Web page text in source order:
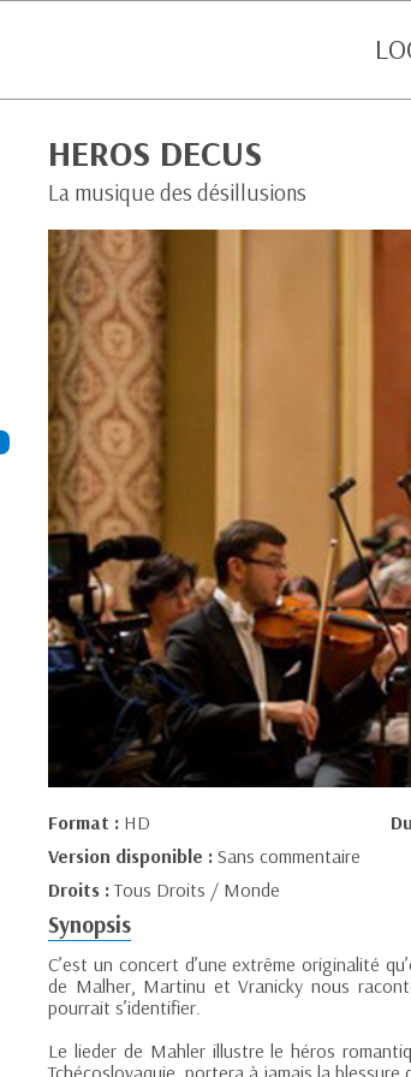
HEROS DECUS
La musique des désillusions
Format : HD
Version disponible : Sans commentaire
Droits :Tous Droits / Monde
Synopsis
C’est un concert d’une extrême originalité
de Malher, Martinu et Vranicky nous
pourrait s’identifier.
Le lieder de Mahler illustre le héros